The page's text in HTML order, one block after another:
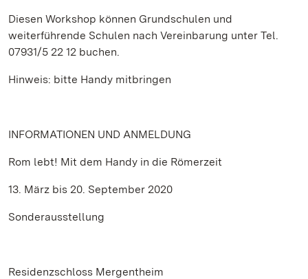
Diesen Workshop können Grundschulen und
weiterführende Schulen nach Vereinbarung unter Tel.
07931/5 22 12 buchen.
Hinweis: bitte Handy mitbringen
INFORMATIONEN UND ANMELDUNG
Rom lebt! Mit dem Handy in die Römerzeit
13. März bis 20. September 2020
Sonderausstellung
Residenzschloss Mergentheim